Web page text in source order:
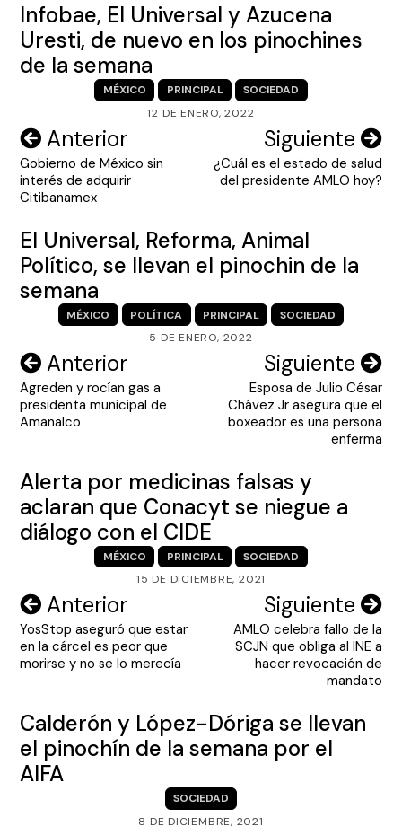
Infobae, El Universal y Azucena
Uresti, de nuevo en los pinochines
de la semana
MÉXICO PRINCIPAL
SOCIEDAD
12 DE ENERO, 2022
Navegación
de
entradas
Anterior
Gobierno de México sin
interés de adquirir
Citibanamex
Siguiente
¿Cuál es el estado de salud
del presidente AMLO hoy?
El Universal, Reforma, Animal
Político, se llevan el pinochin de la
semana
MÉXICO POLÍTICA PRINCIPAL
SOCIEDAD
5 DE ENERO, 2022
Navegación
de
entradas
Anterior
Agreden y rocían gas a
presidenta municipal de
Amanalco
Siguiente
Esposa de Julio César
Chávez Jr asegura que el
boxeador es una persona
enferma
Alerta por medicinas falsas y
aclaran que Conacyt se niegue a
diálogo con el CIDE
MÉXICO PRINCIPAL
SOCIEDAD
15 DE DICIEMBRE, 2021
Navegación
de
entradas
Anterior
YosStop aseguró que estar
en la cárcel es peor que
morirse y no se lo merecía
Siguiente
AMLO celebra fallo de la
SCJN que obliga al INE a
hacer revocación de
mandato
Calderón y López-Dóriga se llevan
el pinochín de la semana por el
AIFA
SOCIEDAD
8 DE DICIEMBRE, 2021